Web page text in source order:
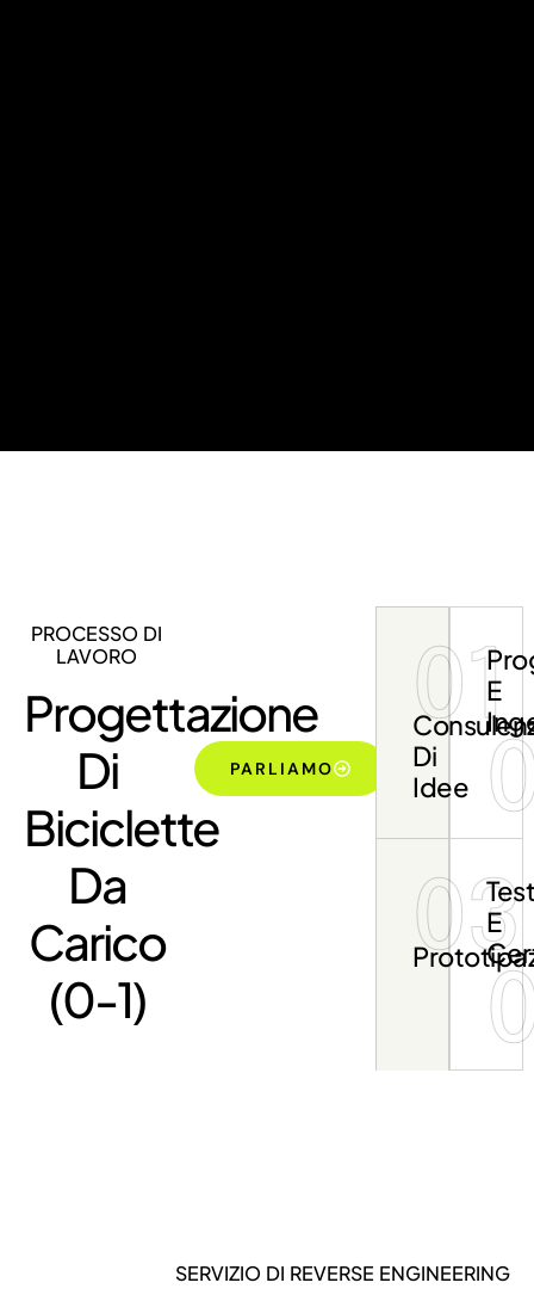
Progettazione
Di
Biciclette
Da
Carico
(0-1)
PROCESSO DI
LAVORO
PARLIAMO
01
Di
Idee
E
03
E
SERVIZIO DI REVERSE ENGINEERING